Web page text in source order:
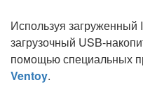
Используя загруженный
загрузочный USB-
помощью специальных
Ventoy.